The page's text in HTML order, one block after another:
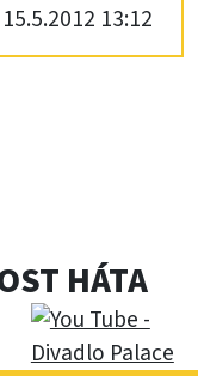
15.5.2012 13:12
HÁTA